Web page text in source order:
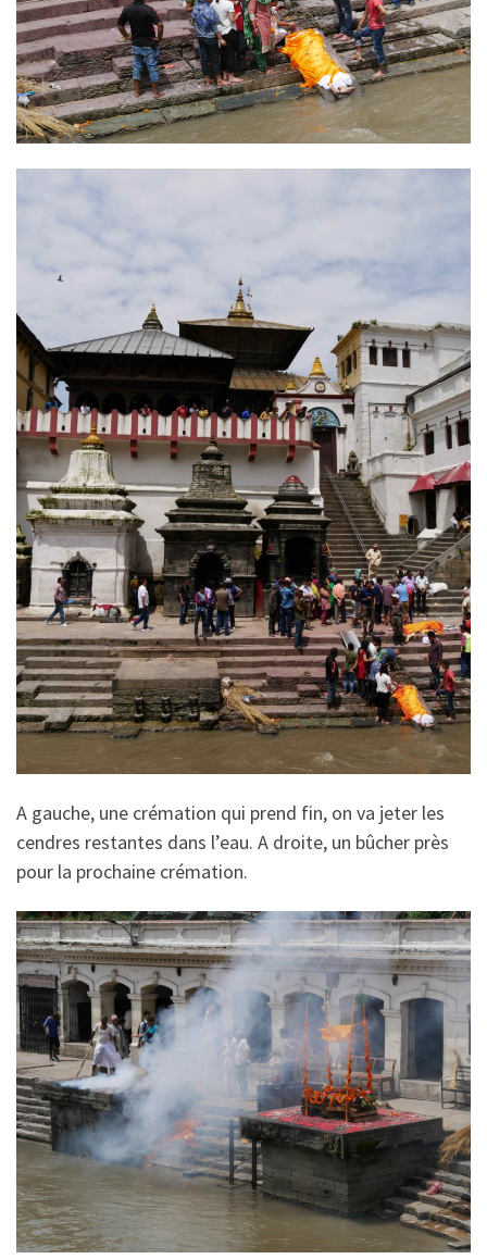
A gauche, une crémation qui prend fin, on va jeter les
cendres restantes dans l’eau. A droite, un bûcher près
pour la prochaine crémation.